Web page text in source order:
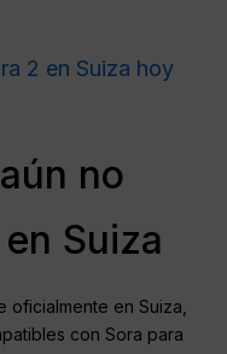
2 en Suiza hoy
no
Suiza
oficialmente en Suiza,
con Sora para